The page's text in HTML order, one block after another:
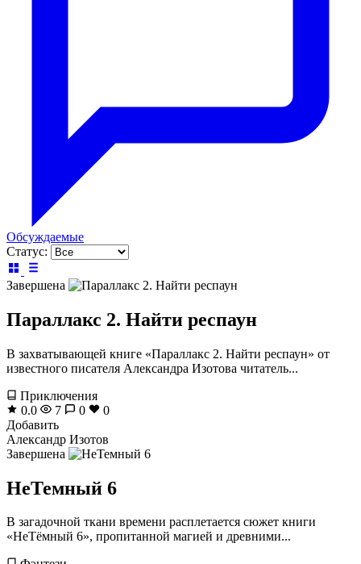
Обсуждаемые
Статус:
Завершена
Параллакс 2. Найти респаун
В захватывающей книге «Параллакс 2. Найти респаун» от
известного писателя Александра Изотова читатель...
Приключения
0.0
7 0
0
Добавить
Александр Изотов
Завершена
НеТемный 6
В загадочной ткани времени расплетается сюжет книги
«НеТёмный 6», пропитанной магией и древними...